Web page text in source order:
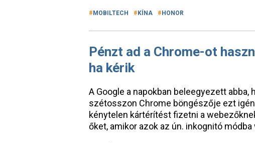
MOBILTECH KÍNA HONOR
Pénzt ad a Chrome-ot
ha kérik
A Google a napokban beleegyezett
szétosszon Chrome böngészője ezt
kénytelen kártérítést fizetni a
őket, amikor azok az ún. inkognitó